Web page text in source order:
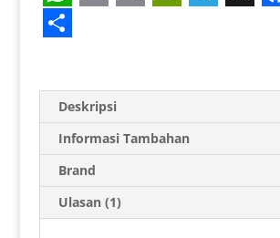
W
h
A
p
p
i
l
n
t t
F
r
i
g
r
a
m
o
o
k
h
e
Deskripsi
Informasi Tambahan
Brand
Ulasan (1)